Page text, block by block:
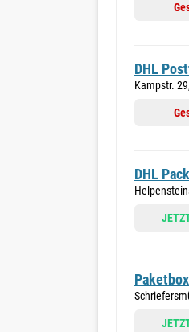
DHL
Kampstr.
DHL